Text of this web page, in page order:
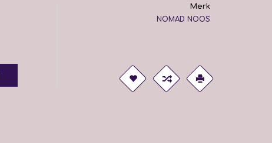
Merk
NOMAD NOOS